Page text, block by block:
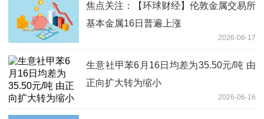
焦点关注：【环球财经】伦敦金属交易所
基本金属16日普遍上涨
2026-06-17
生意社甲苯6月16日均差为35.50元/吨 由
正向扩大转为缩小
2026-06-16